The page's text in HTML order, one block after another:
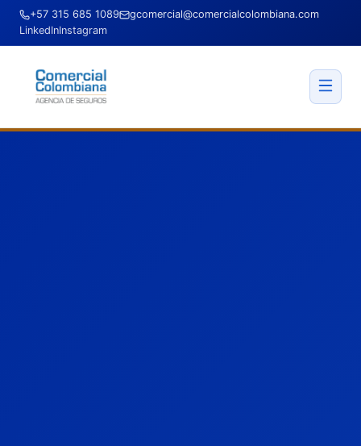
+57 315 685 1089
gcomercial@comercialcolombiana.com
LinkedInInstagram